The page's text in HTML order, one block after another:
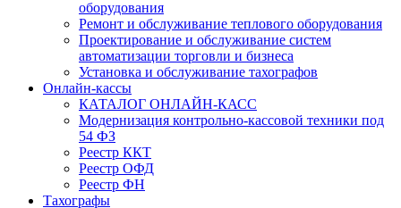
оборудования
Ремонт и обслуживание теплового оборудования
Проектирование и обслуживание систем
автоматизации торговли и бизнеса
Установка и обслуживание тахографов
Онлайн-кассы
КАТАЛОГ ОНЛАЙН-КАСС
Модернизация контрольно-кассовой техники под
54 ФЗ
Реестр ККТ
Реестр ОФД
Реестр ФН
Тахографы